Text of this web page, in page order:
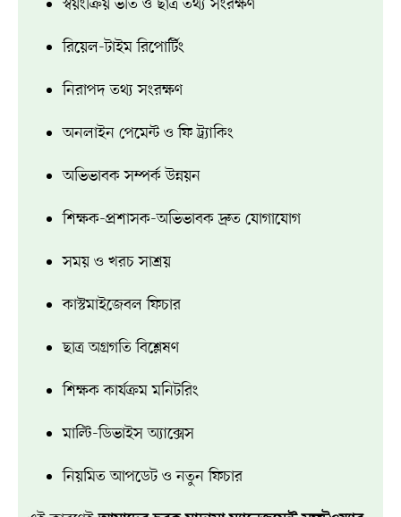
স্বয়ংক্রিয় ভর্তি ও ছাত্র তথ্য সংরক্ষণ
রিয়েল-টাইম রিপোর্টিং
নিরাপদ তথ্য সংরক্ষণ
অনলাইন পেমেন্ট ও ফি ট্র্যাকিং
অভিভাবক সম্পর্ক উন্নয়ন
শিক্ষক-প্রশাসক-অভিভাবক দ্রুত যোগাযোগ
সময় ও খরচ সাশ্রয়
কাস্টমাইজেবল ফিচার
ছাত্র অগ্রগতি বিশ্লেষণ
শিক্ষক কার্যক্রম মনিটরিং
মাল্টি-ডিভাইস অ্যাক্সেস
নিয়মিত আপডেট ও নতুন ফিচার